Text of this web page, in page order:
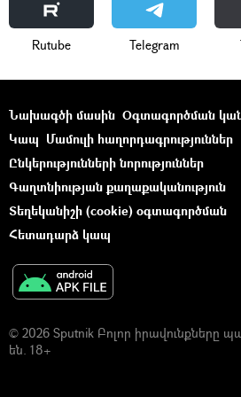
Rutube Telegram
Նախագծի մասին Օգտագործման
Կապ Մամուլի հաղորդագրություններ
Ընկերությունների նորություններ
Գաղտնիության քաղաքականություն
Տեղեկանիշի (cookie) օգտագործման
Հետադարձ կապ
© 2026 Sputnik Բոլոր իրավունքները
են. 18+